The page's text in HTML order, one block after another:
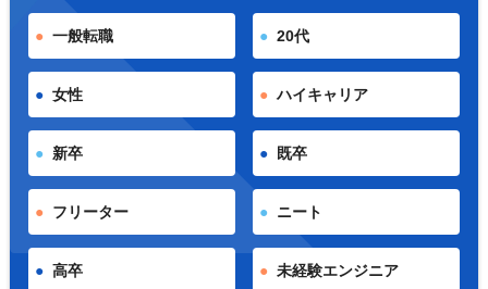
一般転職 20代
女性 ハイキャリア
新卒 既卒
フリーター ニート
高卒 未経験エンジニア